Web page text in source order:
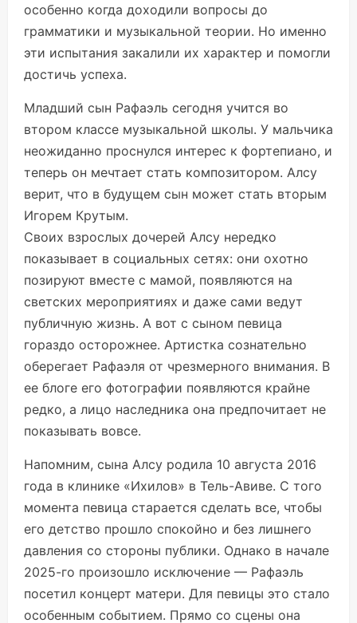
особенно когда доходили вопросы до
грамматики и музыкальной теории. Но именно
эти испытания закалили их характер и помогли
достичь успеха.
Младший сын Рафаэль сегодня учится во
втором классе музыкальной школы. У мальчика
неожиданно проснулся интерес к фортепиано, и
теперь он мечтает стать композитором. Алсу
верит, что в будущем сын может стать вторым
Игорем Крутым.
Своих взрослых дочерей Алсу нередко
показывает в социальных сетях: они охотно
позируют вместе с мамой, появляются на
светских мероприятиях и даже сами ведут
публичную жизнь. А вот с сыном певица
гораздо осторожнее. Артистка сознательно
оберегает Рафаэля от чрезмерного внимания. В
ее блоге его фотографии появляются крайне
редко, а лицо наследника она предпочитает не
показывать вовсе.
Напомним, сына Алсу родила 10 августа 2016
года в клинике «Ихилов» в Тель-Авиве. С того
момента певица старается сделать все, чтобы
его детство прошло спокойно и без лишнего
давления со стороны публики. Однако в начале
2025-го произошло исключение — Рафаэль
посетил концерт матери. Для певицы это стало
особенным событием. Прямо со сцены она